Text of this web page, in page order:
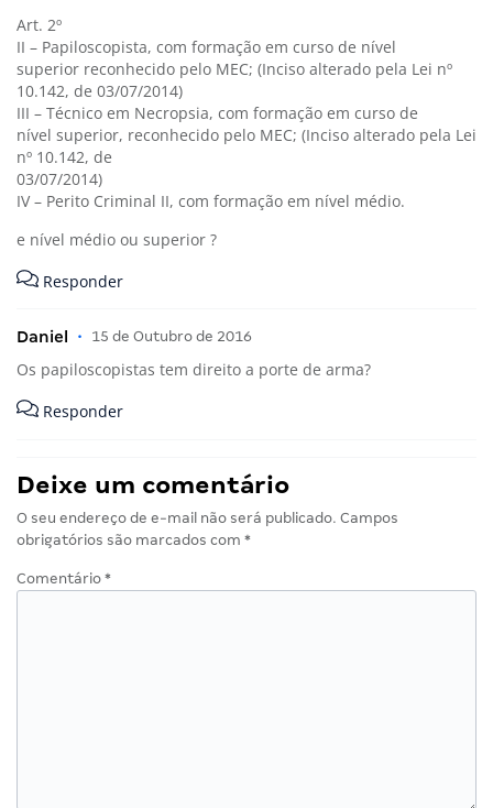
Art. 2º
II – Papiloscopista, com formação em curso de nível
superior reconhecido pelo MEC; (Inciso alterado pela Lei nº
10.142, de 03/07/2014)
III – Técnico em Necropsia, com formação em curso de
nível superior, reconhecido pelo MEC; (Inciso alterado pela Lei
nº 10.142, de
03/07/2014)
IV – Perito Criminal II, com formação em nível médio.
e nível médio ou superior ?
Responder
Daniel • 15 de Outubro de 2016
Os papiloscopistas tem direito a porte de arma?
Responder
Deixe um comentário
O seu endereço de e-mail não será publicado. Campos
obrigatórios são marcados com *
Comentário *